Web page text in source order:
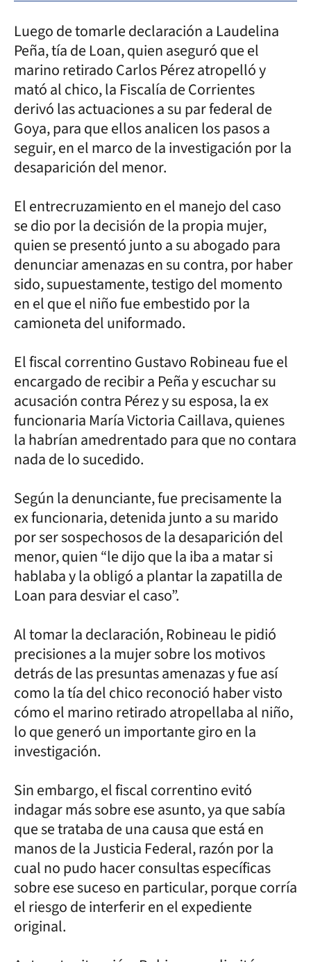
Luego de tomarle declaración a Laudelina
Peña, tía de Loan, quien aseguró que el
marino retirado Carlos Pérez atropelló y
mató al chico, la Fiscalía de Corrientes
derivó las actuaciones a su par federal de
Goya, para que ellos analicen los pasos a
seguir, en el marco de la investigación por la
desaparición del menor.
El entrecruzamiento en el manejo del caso
se dio por la decisión de la propia mujer,
quien se presentó junto a su abogado para
denunciar amenazas en su contra, por haber
sido, supuestamente, testigo del momento
en el que el niño fue embestido por la
camioneta del uniformado.
El fiscal correntino Gustavo Robineau fue el
encargado de recibir a Peña y escuchar su
acusación contra Pérez y su esposa, la ex
funcionaria María Victoria Caillava, quienes
la habrían amedrentado para que no contara
nada de lo sucedido.
Según la denunciante, fue precisamente la
ex funcionaria, detenida junto a su marido
por ser sospechosos de la desaparición del
menor, quien “le dijo que la iba a matar si
hablaba y la obligó a plantar la zapatilla de
Loan para desviar el caso”.
Al tomar la declaración, Robineau le pidió
precisiones a la mujer sobre los motivos
detrás de las presuntas amenazas y fue así
como la tía del chico reconoció haber visto
cómo el marino retirado atropellaba al niño,
lo que generó un importante giro en la
investigación.
Sin embargo, el fiscal correntino evitó
indagar más sobre ese asunto, ya que sabía
que se trataba de una causa que está en
manos de la Justicia Federal, razón por la
cual no pudo hacer consultas específicas
sobre ese suceso en particular, porque corría
el riesgo de interferir en el expediente
original.